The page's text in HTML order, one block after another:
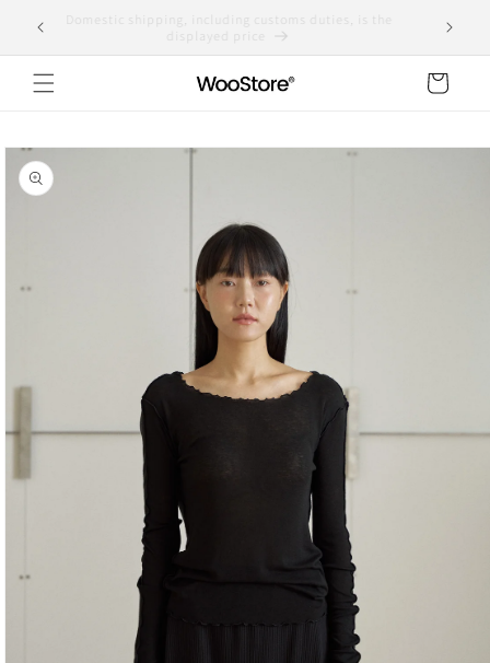
content
Domestic shipping, including customs duties, is the
displayed price
Cart
Skip to
product
information